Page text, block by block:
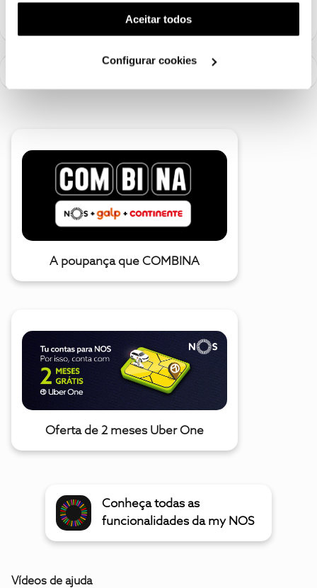
(cookies de publicidade personalizada). Pode gerir a
utilização dos cookies clicando em "Configurar
Aceitar todos
Configurar cookies
A poupança que COMBINA
Oferta de 2 meses Uber One
Conheça todas as
funcionalidades da my NOS
Vídeos de ajuda